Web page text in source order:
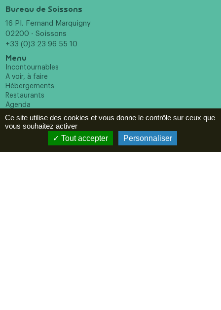
Bureau de Soissons
16 Pl. Fernand Marquigny
02200 - Soissons
+33 (0)3 23 96 55 10
Menu
Incontournables
A voir, à faire
Hébergements
Restaurants
Agenda
ESPACE PRO
Ce site utilise des cookies et vous donne le contrôle sur ceux que
vous souhaitez activer
Tout accepter
Personnaliser